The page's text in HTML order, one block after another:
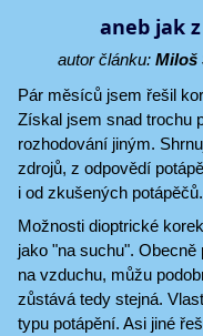
aneb jak
autor článku:Miloš
Pár měsíců jsem řešil
Získal jsem snad trochu
rozhodování jiným.
zdrojů, z odpovědí
i od zkušených potápěčů.
Možnosti dioptrické
jako "na suchu".
na vzduchu, můžu
zůstává tedy stejná.
typu potápění. Asi jiné